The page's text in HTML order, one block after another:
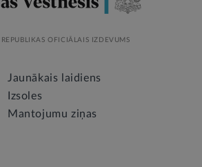
REPUBLIKAS OFICIĀLAIS IZDEVUMS
Jaunākais laidiens
Izsoles
Mantojumu ziņas